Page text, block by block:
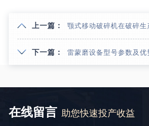
上一篇： 颚式移动破碎机在破碎生产线中的
下一篇： 雷蒙磨设备型号参数及优势有哪些，用它
在线留言 助您快速投产收益